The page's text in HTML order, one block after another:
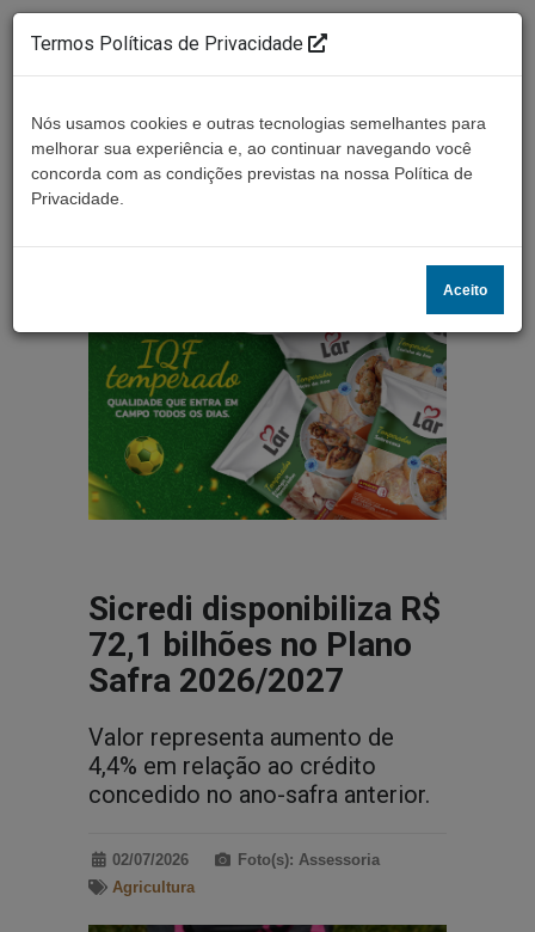
Sicredi disponibiliza R$
72,1 bilhões no Plano
Safra 2026/2027
Valor representa aumento de
4,4% em relação ao crédito
concedido no ano-safra anterior.
02/07/2026
Foto(s): Assessoria
Agricultura
Termos Políticas de Privacidade
Nós usamos cookies e outras tecnologias semelhantes para
melhorar sua experiência e, ao continuar navegando você
concorda com as condições previstas na nossa Política de
Privacidade.
Aceito